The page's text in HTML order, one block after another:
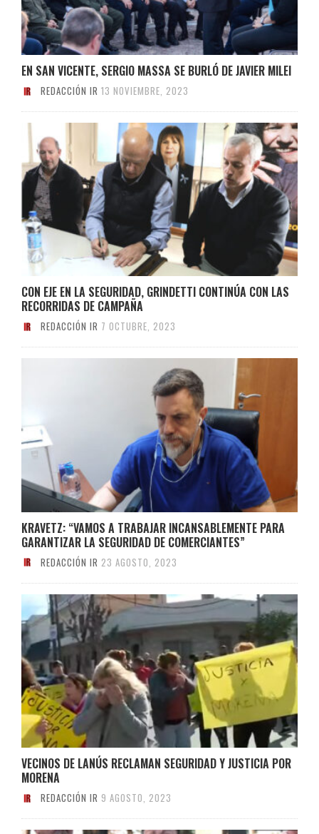
EN SAN VICENTE, SERGIO MASSA SE BURLÓ DE JAVIER MILEI
REDACCIÓN IR 13 NOVIEMBRE, 2023
CON EJE EN LA SEGURIDAD, GRINDETTI CONTINÚA CON LAS
RECORRIDAS DE CAMPAÑA
REDACCIÓN IR 7 OCTUBRE, 2023
KRAVETZ: “VAMOS A TRABAJAR INCANSABLEMENTE PARA
GARANTIZAR LA SEGURIDAD DE COMERCIANTES”
REDACCIÓN IR 23 AGOSTO, 2023
VECINOS DE LANÚS RECLAMAN SEGURIDAD Y JUSTICIA POR
MORENA
REDACCIÓN IR 9 AGOSTO, 2023